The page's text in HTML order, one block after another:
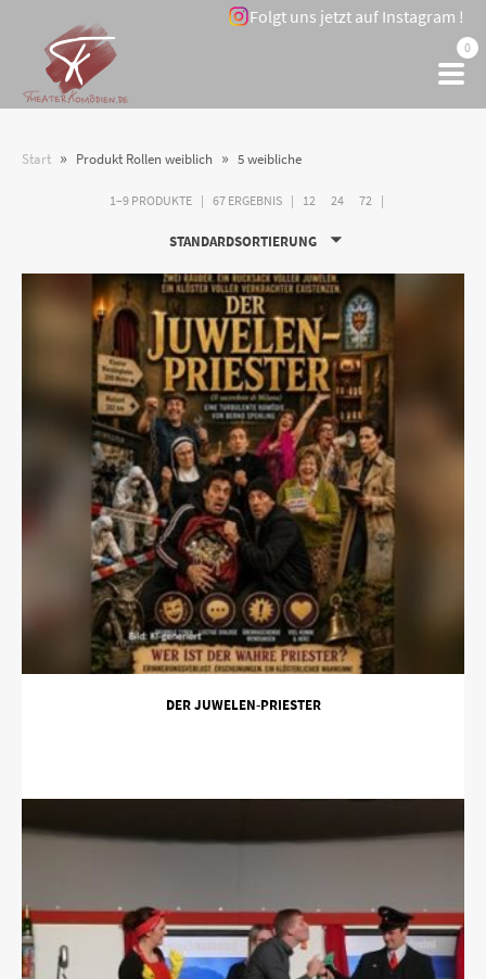
Folgt uns jetzt auf Instagram !
0
Start » Produkt Rollen weiblich » 5 weibliche
1–9 PRODUKTE 67 ERGEBNIS 12 24 72
STANDARDSORTIERUNG
DER JUWELEN-PRIESTER